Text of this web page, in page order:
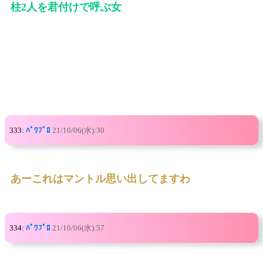
柱2人を君付けで呼ぶ女
333: ﾊﾟﾜﾌﾟﾛ 21/10/06(水):30
あーこれはマントル思い出してますわ
334: ﾊﾟﾜﾌﾟﾛ 21/10/06(水):57